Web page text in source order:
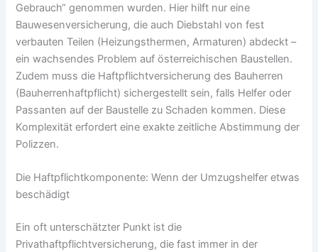
Gebrauch“ genommen wurden. Hier hilft nur eine
Bauwesenversicherung, die auch Diebstahl von fest
verbauten Teilen (Heizungsthermen, Armaturen) abdeckt –
ein wachsendes Problem auf österreichischen Baustellen.
Zudem muss die Haftpflichtversicherung des Bauherren
(Bauherrenhaftpflicht) sichergestellt sein, falls Helfer oder
Passanten auf der Baustelle zu Schaden kommen. Diese
Komplexität erfordert eine exakte zeitliche Abstimmung der
Polizzen.
Die Haftpflichtkomponente: Wenn der Umzugshelfer etwas
beschädigt
Ein oft unterschätzter Punkt ist die
Privathaftpflichtversicherung, die fast immer in der